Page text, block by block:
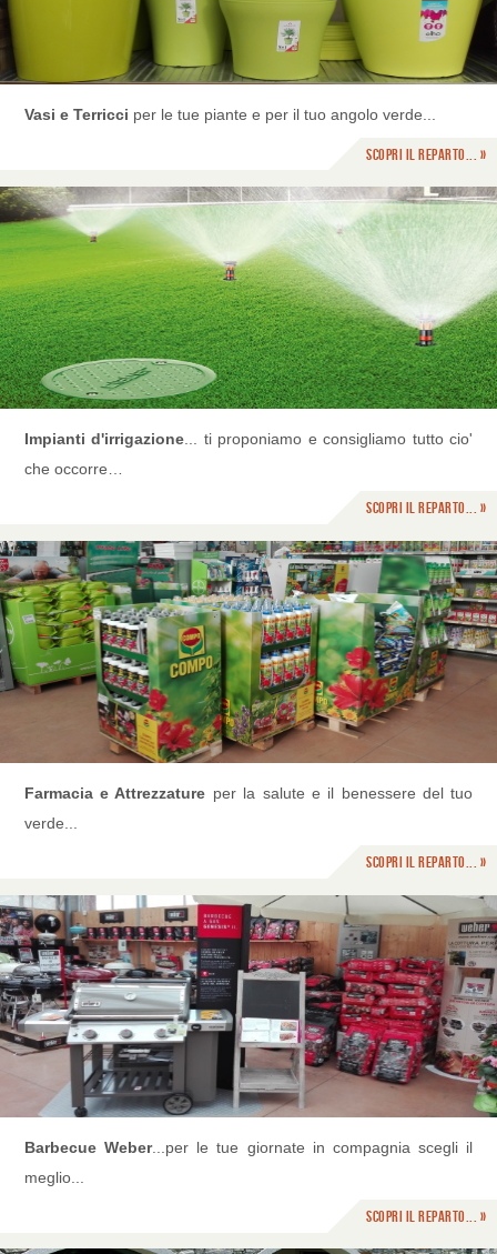
Vasi e Terricci per le tue piante e per il tuo angolo verde...
Scopri il reparto... »
Impianti d'irrigazione... ti proponiamo e consigliamo tutto cio'
che occorre…
Scopri il reparto... »
Farmacia e Attrezzature per la salute e il benessere del tuo
verde...
Scopri il reparto... »
Barbecue Weber...per le tue giornate in compagnia scegli il
meglio...
Scopri il reparto... »